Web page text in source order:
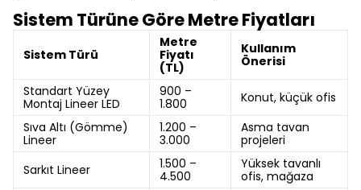
Sistem Türüne Göre Metre Fiyatları
Sistem Türü
Metre
Fiyatı
(TL)
Kullanım
Önerisi
Standart Yüzey
Montaj Lineer LED
900 –
1.800
Konut, küçük ofis
Sıva Altı (Gömme)
Lineer
1.200 –
3.000
Asma tavan
projeleri
Sarkıt Lineer
1.500 –
4.500
Yüksek tavanlı
ofis, mağaza